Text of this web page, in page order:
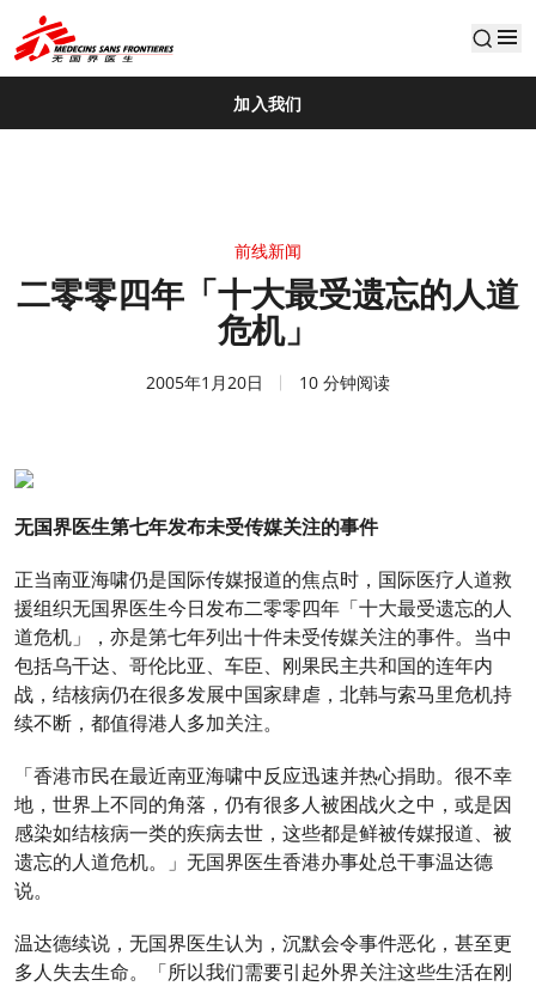
default
加入我们
前线新闻
二零零四年「十大最受遗忘的人道
危机」
2005年1月20日 10 分钟阅读
无国界医生第七年发布未受传媒关注的事件
正当南亚海啸仍是国际传媒报道的焦点时，国际医疗人道救
援组织无国界医生今日发布二零零四年「十大最受遗忘的人
道危机」，亦是第七年列出十件未受传媒关注的事件。当中
包括乌干达、哥伦比亚、车臣、刚果民主共和国的连年内
战，结核病仍在很多发展中国家肆虐，北韩与索马里危机持
续不断，都值得港人多加关注。
「香港市民在最近南亚海啸中反应迅速并热心捐助。很不幸
地，世界上不同的角落，仍有很多人被困战火之中，或是因
感染如结核病一类的疾病去世，这些都是鲜被传媒报道、被
遗忘的人道危机。」无国界医生香港办事处总干事温达德
说。
温达德续说，无国界医生认为，沉默会令事件恶化，甚至更
多人失去生命。「所以我们需要引起外界关注这些生活在刚